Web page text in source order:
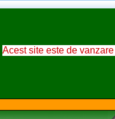
Acest site este de vanzare